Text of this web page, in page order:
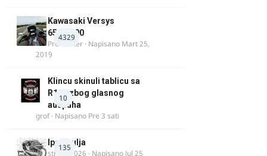
4329
Kawasaki Versys
650/1000
ProMaster · Napisano Mart 25,
2019
10
Klincu skinuli tablicu sa
R125 zbog glasnog
auspuha
grof· Napisano Pre 3 sati
135
Ipone ulja
stryker_026 · Napisano Jul 25